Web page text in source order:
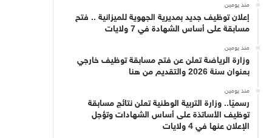
منذ يومين
إعلان توظيف جديد بمديرية الجهوية للميزانية .. فتح
مسابقة على أساس الشهادة في 7 ولايات
منذ يومين
وزارة الرياضة تعلن عن فتح مسابقة توظيف خارجي
بعنوان سنة 2026 والتقديم من هنا
منذ يومين
رسميًا.. وزارة التربية الوطنية تعلن نتائج مسابقة
توظيف الأساتذة على أساس الشهادات وتؤجل
الإعلان عنها في 4 ولايات